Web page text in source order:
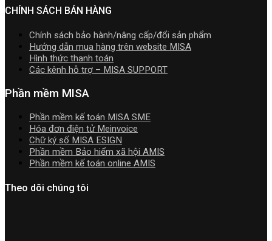
nhất
mới
2026
CHÍNH SÁCH BÁN HÀNG
Chính sách bảo hành/nâng cấp/đổi sản phẩm
Hướng dẫn mua hàng trên website MISA
Hình thức thanh toán
Các kênh hỗ trợ – MISA SUPPORT
Phần mềm MISA
Phần mềm kế toán MISA SME
Hóa đơn điện tử Meinvoice
Chữ ký số MISA ESIGN
Phần mềm Bảo hiểm xã hội AMIS
Phần mềm kế toán online AMIS
Theo dõi chúng tôi